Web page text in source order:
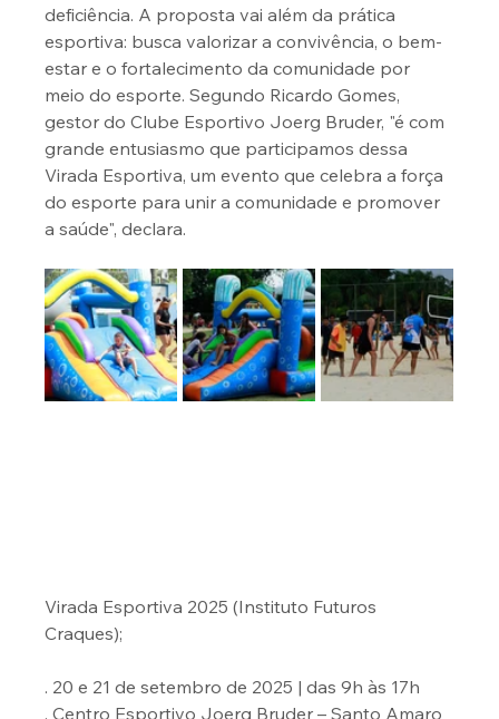
deficiência. A proposta vai além da prática
esportiva: busca valorizar a convivência, o bem-
estar e o fortalecimento da comunidade por
meio do esporte. Segundo Ricardo Gomes,
gestor do Clube Esportivo Joerg Bruder, "é com
grande entusiasmo que participamos dessa
Virada Esportiva, um evento que celebra a força
do esporte para unir a comunidade e promover
a saúde", declara.
Virada Esportiva 2025 (Instituto Futuros
Craques);
. 20 e 21 de setembro de 2025 | das 9h às 17h
. Centro Esportivo Joerg Bruder – Santo Amaro